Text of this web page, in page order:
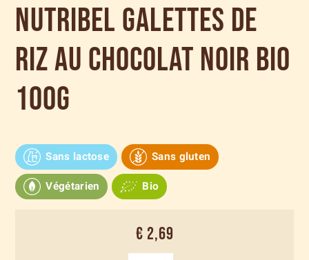
Nutribel Galettes de
riz au chocolat noir bio
100g
Sans lactose
Sans gluten
Végétarien
Bio
€ 2,69